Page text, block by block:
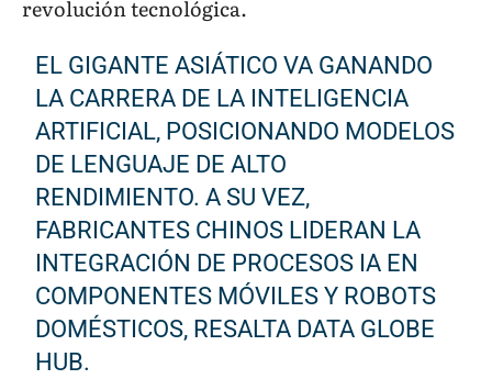
revolución tecnológica.
EL GIGANTE ASIÁTICO VA GANANDO
LA CARRERA DE LA INTELIGENCIA
ARTIFICIAL, POSICIONANDO MODELOS
DE LENGUAJE DE ALTO
RENDIMIENTO. A SU VEZ,
FABRICANTES CHINOS LIDERAN LA
INTEGRACIÓN DE PROCESOS IA EN
COMPONENTES MÓVILES Y ROBOTS
DOMÉSTICOS, RESALTA DATA GLOBE
HUB.